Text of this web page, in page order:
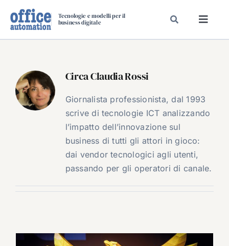
Tecnologie e modelli per il
business digitale
TAVOLE ROTONDE DI REDAZIONE
DAL MERCATO
CircaClaudia Rossi
Giornalista professionista, dal 1993
scrive di tecnologie ICT analizzando
l’impatto dell’innovazione sul
business di tutti gli attori in gioco:
dai vendor tecnologici agli utenti,
passando per gli operatori di canale.